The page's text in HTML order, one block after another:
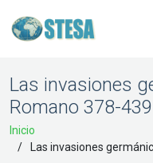
Las invasiones
Romano 378-
Inicio
Las invasiones